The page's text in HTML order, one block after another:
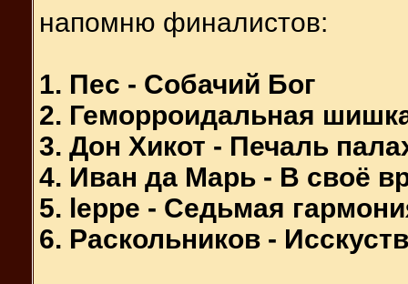
напомню финалистов:
1. Пес - Собачий Бог
2. Геморроидальная
3. Дон Хикот - Печаль
4. Иван да Марь - В своё
5. leppe - Седьмая
6. Раскольников -